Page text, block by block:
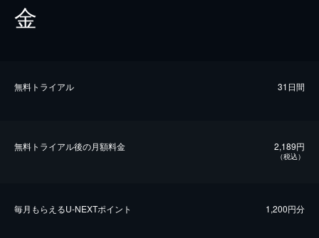
金
無料トライアル 31日間
無料トライアル後の⽉額料金 2,189円
（税込）
毎⽉もらえるU-NEXTポイント 1,200円分